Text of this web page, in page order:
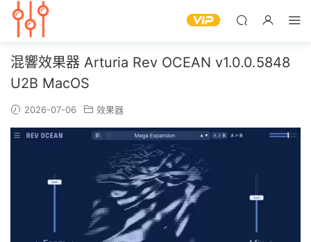
混響效果器 Arturia Rev OCEAN v1.0.0.5848
U2B MacOS
2026-07-06 效果器